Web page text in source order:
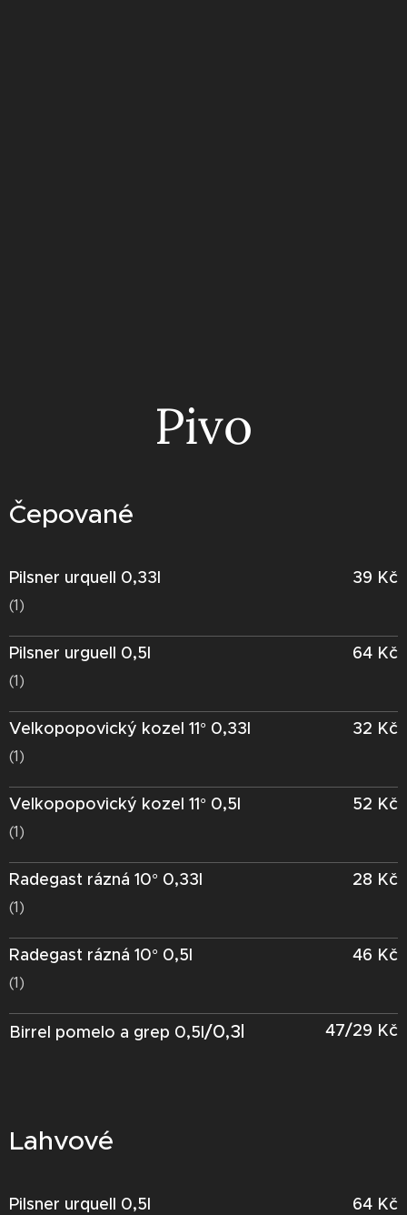
Pivo
Čepované
Pilsner urquell 0,33l
(1)
39 Kč
Pilsner urguell 0,5l
(1)
64 Kč
Velkopopovický kozel 11° 0,33l
(1)
32 Kč
Velkopopovický kozel 11° 0,5l
(1)
52 Kč
Radegast rázná 10° 0,33l
(1)
28 Kč
Radegast rázná 10° 0,5l
(1)
46 Kč
Birrel pomelo a grep 0,5l/0,3l 47/29 Kč
Lahvové
Pilsner urquell 0,5l
64 Kč